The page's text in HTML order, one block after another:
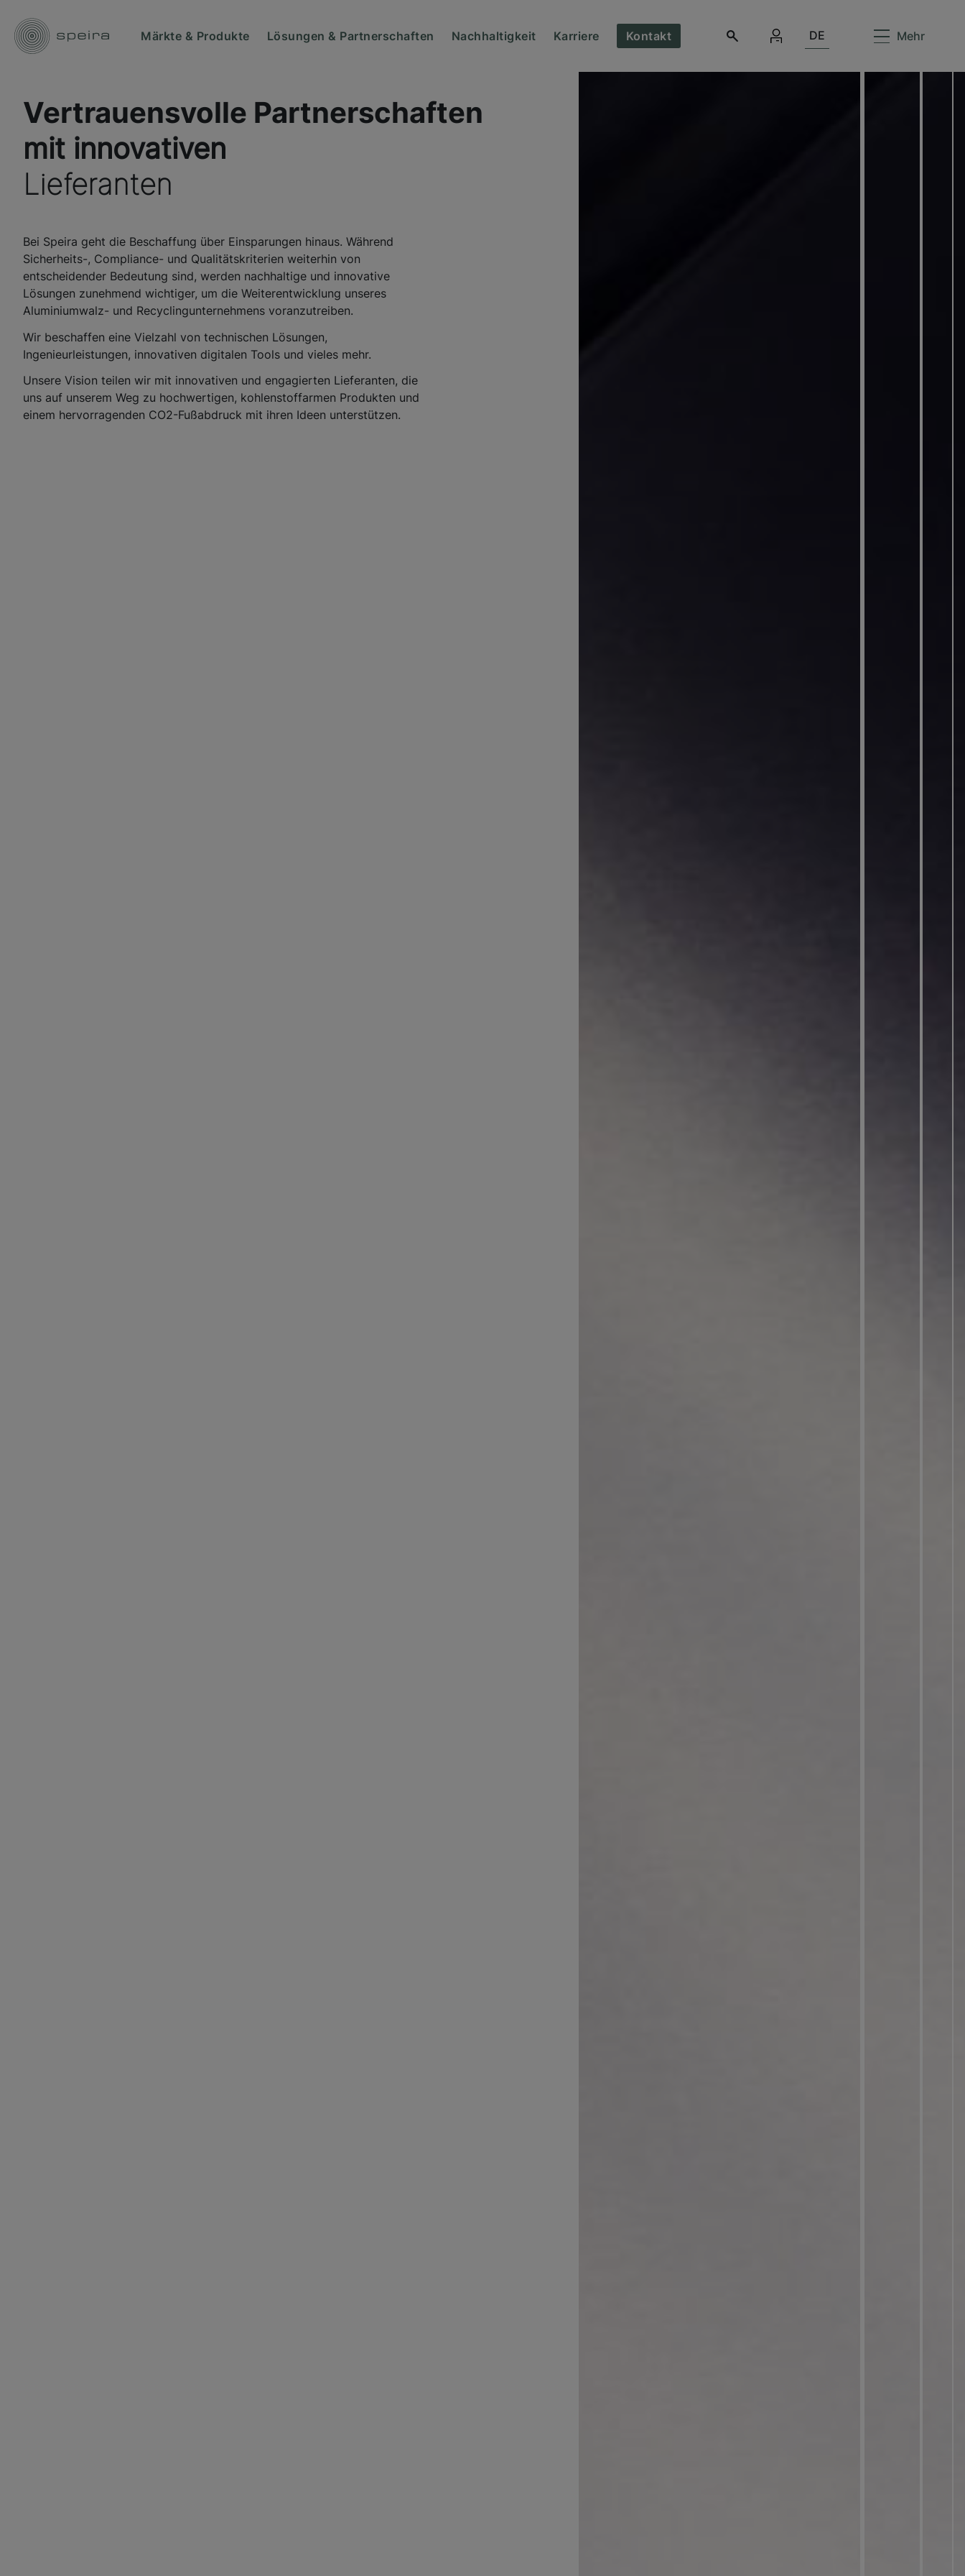
Märkte & Produkte Lösungen & Partnerschaften Nachhaltigkeit Karriere Kontakt DE Mehr
Vertrauensvolle Partnerschaften
mit innovativen
Lieferanten
Bei Speira geht die Beschaffung über Einsparungen hinaus. Während
Sicherheits-, Compliance- und Qualitätskriterien weiterhin von
entscheidender Bedeutung sind, werden nachhaltige und innovative
Lösungen zunehmend wichtiger, um die Weiterentwicklung unseres
Aluminiumwalz- und Recyclingunternehmens voranzutreiben.
Wir beschaffen eine Vielzahl von technischen Lösungen,
Ingenieurleistungen, innovativen digitalen Tools und vieles mehr.
Unsere Vision teilen wir mit innovativen und engagierten Lieferanten, die
uns auf unserem Weg zu hochwertigen, kohlenstoffarmen Produkten und
einem hervorragenden CO2-Fußabdruck mit ihren Ideen unterstützen.